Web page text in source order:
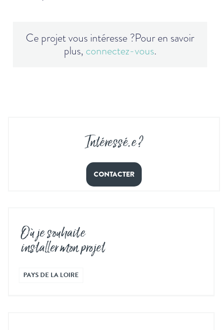
Ce projet vous intéresse ?Pour en savoir
plus, connectez-vous.
Intéressé.e ?
CONTACTER
Où je souhaite
installer mon projet
PAYS DE LA LOIRE